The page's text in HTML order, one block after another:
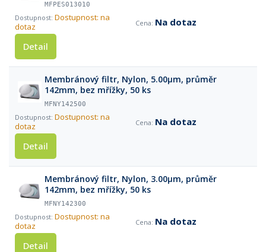
MFPES013010
Dostupnost: na
dotaz
Na dotaz
Detail
Membránový filtr, Nylon, 5.00µm, průměr
142mm, bez mřížky, 50 ks
MFNY142500
Dostupnost: na
dotaz
Na dotaz
Detail
Membránový filtr, Nylon, 3.00µm, průměr
142mm, bez mřížky, 50 ks
MFNY142300
Dostupnost: na
dotaz
Na dotaz
Detail